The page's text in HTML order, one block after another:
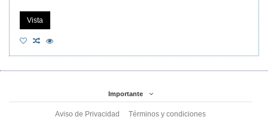
Vista
Importante
Aviso de Privacidad Términos y condiciones